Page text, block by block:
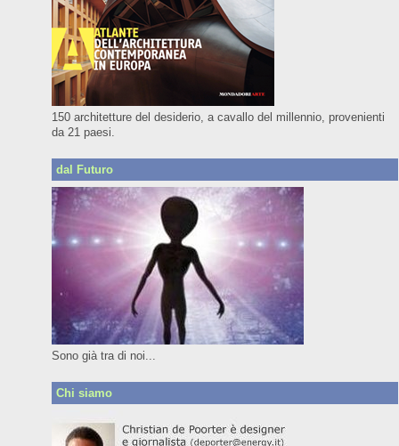
150 architetture del desiderio, a cavallo del millennio, provenienti
da 21 paesi.
dal Futuro
Sono già tra di noi...
Chi siamo